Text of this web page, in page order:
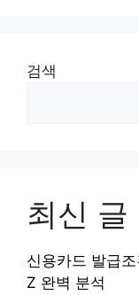
검색
최신 글
신용카드 발급
Z 완벽 분석